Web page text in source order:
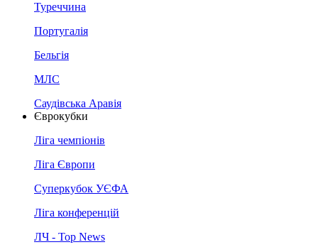
Туреччина
Португалія
Бельгія
МЛС
Саудівська Аравія
Єврокубки
Ліга чемпіонів
Ліга Європи
Суперкубок УЄФА
Ліга конференцій
ЛЧ - Top News